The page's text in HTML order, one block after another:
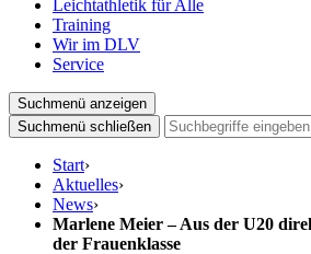
Leichtathletik für Alle
Training
Wir im DLV
Service
Suchmenü anzeigen
Suchmenü schließen
Start›
Aktuelles›
News›
Marlene Meier – Aus der U20
der Frauenklasse